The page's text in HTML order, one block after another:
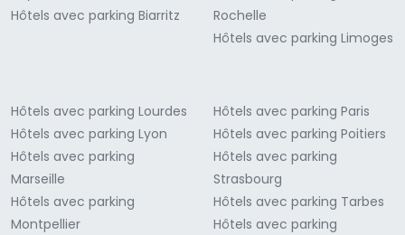
Hôtels avec parking Biarritz
Rochelle
Hôtels avec parking Limoges
Hôtels avec parking Lourdes
Hôtels avec parking Lyon
Hôtels avec parking
Marseille
Hôtels avec parking
Montpellier
Hôtels avec parking Paris
Hôtels avec parking Poitiers
Hôtels avec parking
Strasbourg
Hôtels avec parking Tarbes
Hôtels avec parking